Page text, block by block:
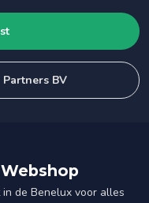
BV
de Benelux voor alles